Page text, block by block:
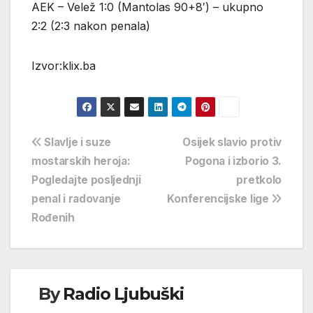
AEK – Velež 1:0 (Mantolas 90+8′) – ukupno
2:2 (2:3 nakon penala)
Izvor:klix.ba
Navigacija
objava
Osijek slavio protiv
Pogona i izborio 3.
pretkolo
Konferencijske lige
Slavlje i suze
mostarskih heroja:
Pogledajte posljednji
penal i radovanje
Rođenih
ByRadio Ljubuški